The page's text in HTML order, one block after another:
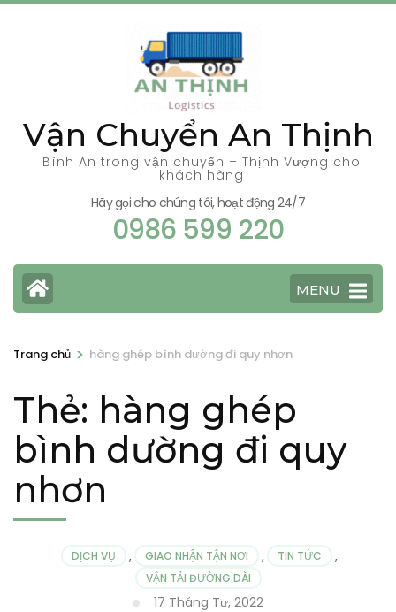
Bỏ
dungVận Chuyển An Thịnh
Bình An trong vận chuyển – Thịnh Vượng cho
khách hàng
Hãy gọi cho chúng tôi, hoạt động 24/7
0986 599 220
MENU
Trang chủ > hàng ghép bình dường đi quy nhơn
Thẻ: hàng ghép
bình dường đi quy
nhơn
DỊCH VỤ , GIAO NHẬN TẬN NƠI , TIN TỨC
,
VẬN TẢI ĐƯỜNG DÀI
17 Tháng Tư, 2022